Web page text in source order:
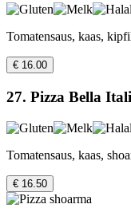
Tomatensaus, kaas,
€ 16.00
27. Pizza Bella
Tomatensaus, kaas,
€ 16.50